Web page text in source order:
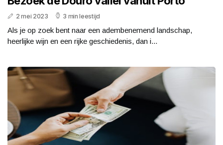
2 mei 2023 3 min leestijd
Als je op zoek bent naar een adembenemend landschap,
heerlijke wijn en een rijke geschiedenis, dan i...